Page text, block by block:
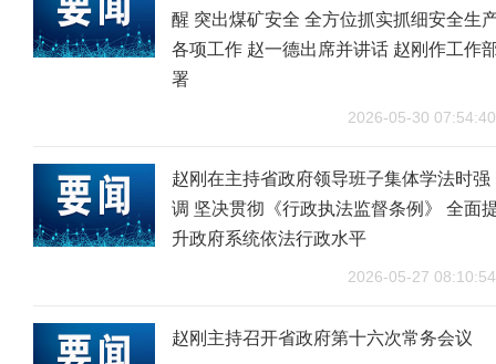
醒 突出煤矿安全 全方位抓实抓细安全生
各项工作 赵一德出席并讲话 赵刚作工作
署
2026-05-30 07:54:40
赵刚在主持省政府领导班子集体学法时强
调 坚决贯彻《行政执法监督条例》 全面
升政府系统依法行政水平
2026-05-27 08:10:54
赵刚主持召开省政府第十六次常务会议